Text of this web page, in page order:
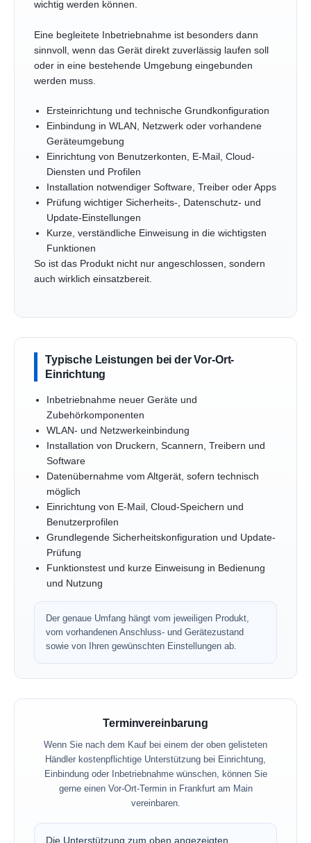
wichtig werden können.
Eine begleitete Inbetriebnahme ist besonders dann
sinnvoll, wenn das Gerät direkt zuverlässig laufen soll
oder in eine bestehende Umgebung eingebunden
werden muss.
Ersteinrichtung und technische Grundkonfiguration
Einbindung in WLAN, Netzwerk oder vorhandene
Geräteumgebung
Einrichtung von Benutzerkonten, E-Mail, Cloud-
Diensten und Profilen
Installation notwendiger Software, Treiber oder Apps
Prüfung wichtiger Sicherheits-, Datenschutz- und
Update-Einstellungen
Kurze, verständliche Einweisung in die wichtigsten
Funktionen
So ist das Produkt nicht nur angeschlossen, sondern
auch wirklich einsatzbereit.
Typische Leistungen bei der Vor-Ort-
Einrichtung
Inbetriebnahme neuer Geräte und
Zubehörkomponenten
WLAN- und Netzwerkeinbindung
Installation von Druckern, Scannern, Treibern und
Software
Datenübernahme vom Altgerät, sofern technisch
möglich
Einrichtung von E-Mail, Cloud-Speichern und
Benutzerprofilen
Grundlegende Sicherheitskonfiguration und Update-
Prüfung
Funktionstest und kurze Einweisung in Bedienung
und Nutzung
Der genaue Umfang hängt vom jeweiligen Produkt,
vom vorhandenen Anschluss- und Gerätezustand
sowie von Ihren gewünschten Einstellungen ab.
Terminvereinbarung
Wenn Sie nach dem Kauf bei einem der oben gelisteten
Händler kostenpflichtige Unterstützung bei Einrichtung,
Einbindung oder Inbetriebnahme wünschen, können Sie
gerne einen Vor-Ort-Termin in Frankfurt am Main
vereinbaren.
Die Unterstützung zum oben angezeigten